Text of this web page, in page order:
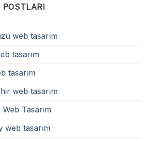
web tasarım
tasarım
tasarım
web tasarım
Tasarım
web tasarım